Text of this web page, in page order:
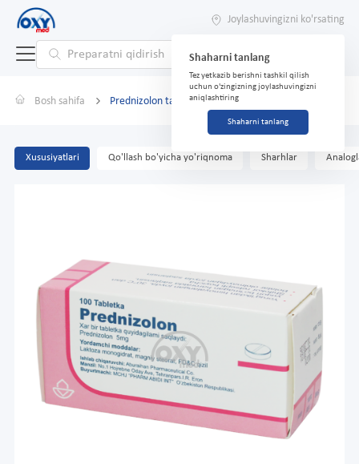
Joylashuvingizni ko'rsating
Shaharni tanlang
Tez yetkazib berishni tashkil qilish
uchun o'zingizning joylashuvingizni
aniqlashtiring
Shaharni tanlang
Bosh sahifa Prednizolon tabletkasi 5 mg № 100
Xususiyatlari Qo'llash bo'yicha yo'riqnoma Sharhlar